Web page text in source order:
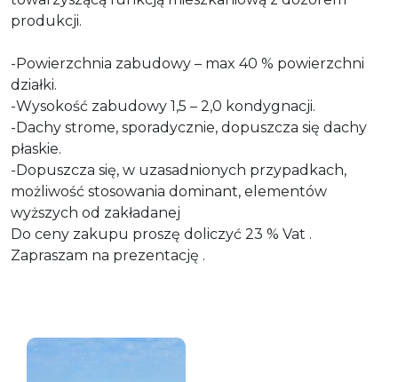
produkcji.
-Powierzchnia zabudowy – max 40 % powierzchni
działki.
-Wysokość zabudowy 1,5 – 2,0 kondygnacji.
-Dachy strome, sporadycznie, dopuszcza się dachy
płaskie.
-Dopuszcza się, w uzasadnionych przypadkach,
możliwość stosowania dominant, elementów
wyższych od zakładanej
Do ceny zakupu proszę doliczyć 23 % Vat .
Zapraszam na prezentację .